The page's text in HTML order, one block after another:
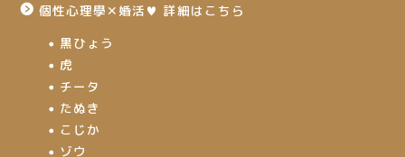
個性心理學✕婚活♥ 詳細はこちら
黒ひょう
虎
チータ
たぬき
こじか
ゾウ